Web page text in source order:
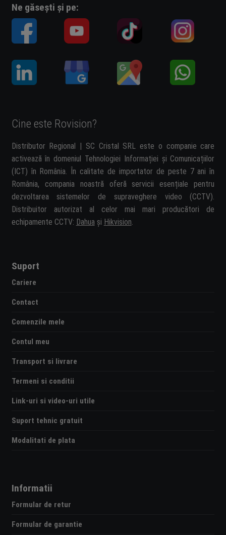
Ne găsești și pe:
Cine este Rovision?
Distributor Regional | SC Cristal SRL este o companie care
activează în domeniul Tehnologiei Informației și Comunicațiilor
(ICT) în România. În calitate de importator de peste 7 ani în
România, compania noastră oferă servicii esențiale pentru
dezvoltarea sistemelor de supraveghere video (CCTV).
Distribuitor autorizat al celor mai mari producători de
echipamente CCTV: Dahua și Hikvision
Suport
Cariere
Contact
Comenzile mele
Contul meu
Transport si livrare
Termeni si conditii
Link-uri si video-uri utile
Suport tehnic gratuit
Modalitati de plata
Informatii
Formular de retur
Formular de garantie